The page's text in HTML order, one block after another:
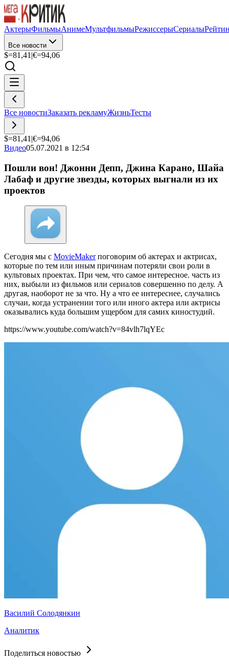
АктерыФильмыАнимеМультфильмыРежиссерыСериалы
Все новости
$=81,41 |€=94,06
Все новостиЗаказать рекламуЖизньТесты
$=81,41 |€=94,06
Видео05.07.2021 в 12:54
Пошли вон! Джонни Депп, Джина Карано, Шайа
Лабаф и другие звезды, которых выгнали из их
проектов
Сегодня мы с MovieMakerпоговорим об актерах и актрисах,
которые по тем или иным причинам потеряли свои роли в
культовых проектах. При чем, что самое интересное. часть из
них, выбыли из фильмов или сериалов совершенно по делу. А
другая, наоборот не за что. Ну а что ее интереснее, случались
случаи, когда устранении того или иного актера или актрисы
оказывались куда большим ущербом для самих киностудий.
https://www.youtube.com/watch?v=84vlh7lqYEc
Василий Солодянкин
Аналитик
Поделиться новостью